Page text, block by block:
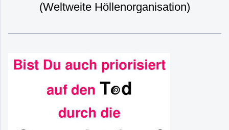
(Weltweite Höllenorganisation)